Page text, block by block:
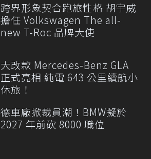
跨界形象契合跑旅性格 胡宇威
擔任 Volkswagen The all-
new T-Roc 品牌大使
大改款 Mercedes-Benz GLA
正式亮相 純電 643 公里續航小
休旅！
德車廠掀裁員潮！BMW擬於
2027 年前砍 8000 職位